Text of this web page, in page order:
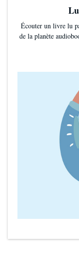
Écouter un livre lu
de la planète